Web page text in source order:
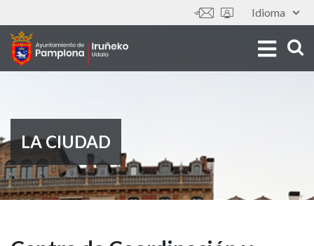
al
contenido
principal
Idioma
Tools
LA CIUDAD